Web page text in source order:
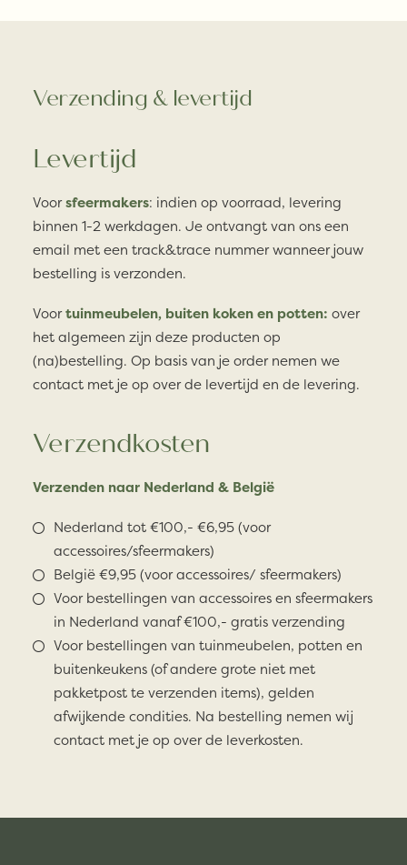
Verzending & levertijd
Levertijd
Voorsfeermakers: indien op voorraad, levering
binnen 1-2 werkdagen. Je ontvangt van ons een
email met een track&trace nummer wanneer jouw
bestelling is verzonden.
Voortuinmeubelen, buiten koken en potten: over
het algemeen zijn deze producten op
(na)bestelling. Op basis van je order nemen we
contact met je op over de levertijd en de levering.
Verzendkosten
Verzenden naar Nederland & België
Nederland tot €100,- €6,95 (voor
accessoires/sfeermakers)
België €9,95 (voor accessoires/ sfeermakers)
Voor bestellingen van accessoires en sfeermakers
in Nederland vanaf €100,- gratis verzending
Voor bestellingen van tuinmeubelen, potten en
buitenkeukens (of andere grote niet met
pakketpost te verzenden items), gelden
afwijkende condities. Na bestelling nemen wij
contact met je op over de leverkosten.